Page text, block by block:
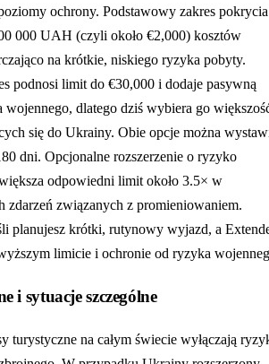
ochrony. Podstawowy zakres pokrycia
000 UAH (czyli około €2,000) kosztów
na krótkie, niskiego ryzyka pobyty.
podnosi limit do €30,000 i dodaje pasywną
wojennego, dlatego dziś wybiera go
się do Ukrainy. Obie opcje można
dni. Opcjonalne rozszerzenie o ryzyko
odpowiedni limit około 3.5× w
zdarzeń związanych z promieniowaniem.
planujesz krótki, rutynowy wyjazd, a
limicie i ochronie od ryzyka
i sytuacje szczególne
turystyczne na całym świecie wyłączają